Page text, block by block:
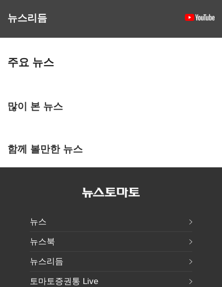
뉴스리듬
주요 뉴스
많이 본 뉴스
함께 볼만한 뉴스
뉴스
뉴스북
뉴스리듬
토마토증권통 Live